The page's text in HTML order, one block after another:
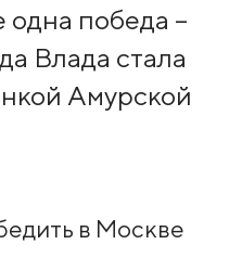
победа –
Влада стала
Амурской
в Москве